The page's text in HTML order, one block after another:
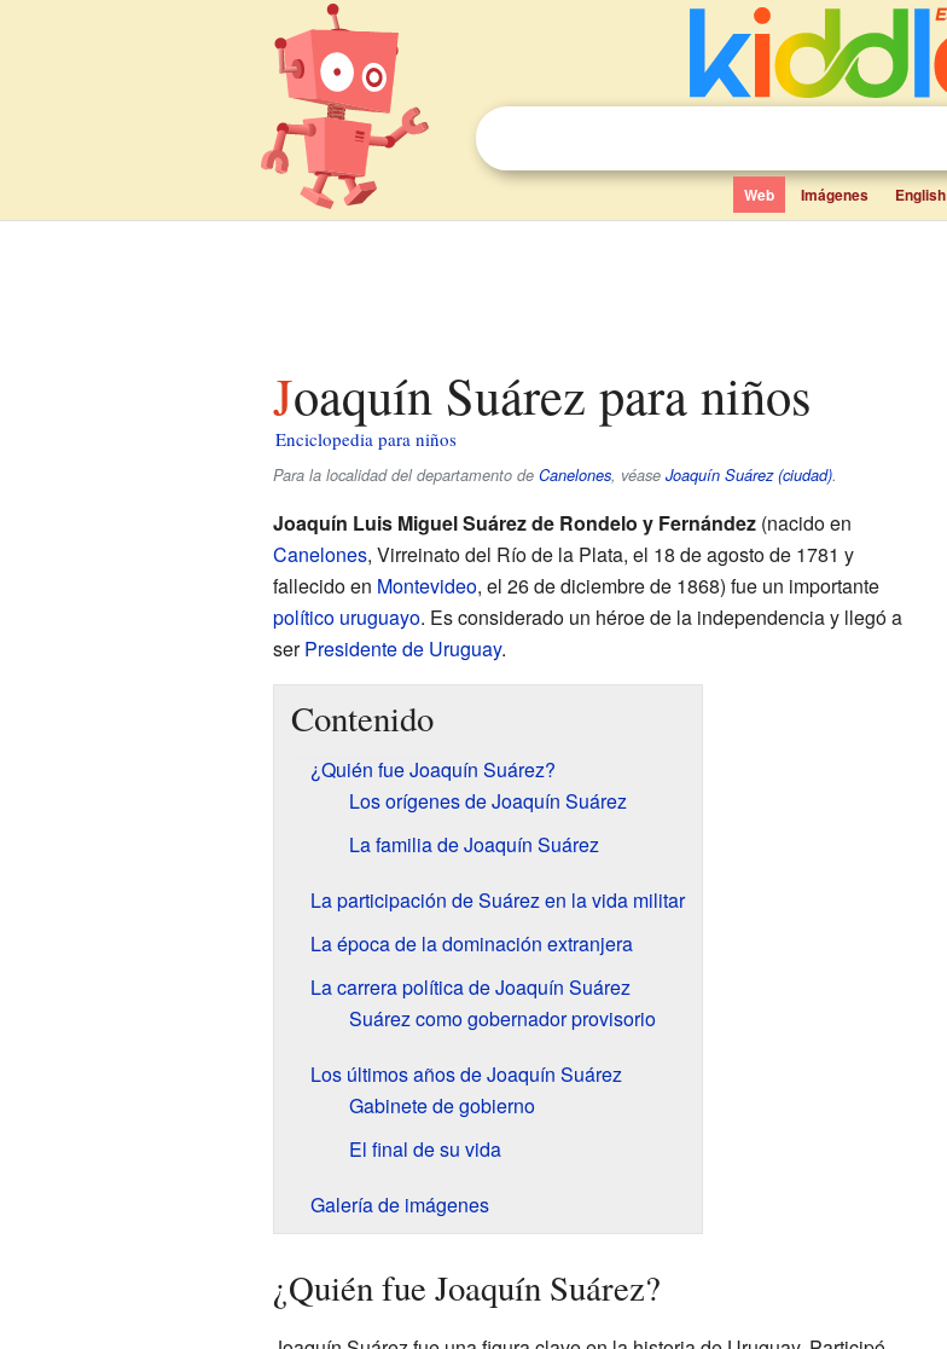
Web Imágenes English
Joaquín Suárez para niños
Enciclopedia para niños
Para la localidad del departamento de Canelones, véase Joaquín Suárez (ciudad).
Joaquín Luis Miguel Suárez de Rondelo y Fernández(nacido en
Canelones, Virreinato del Río de la Plata, el 18 de agosto de 1781 y
fallecido en Montevideo, el 26 de diciembre de 1868) fue un importante
político uruguayo. Es considerado un héroe de la independencia y llegó a
serPresidente de Uruguay.
Contenido
¿Quién fue Joaquín Suárez?
Los orígenes de Joaquín Suárez
La familia de Joaquín Suárez
La participación de Suárez en la vida militar
La época de la dominación extranjera
La carrera política de Joaquín Suárez
Suárez como gobernador provisorio
Los últimos años de Joaquín Suárez
Gabinete de gobierno
El final de su vida
Galería de imágenes
¿Quién fue Joaquín Suárez?